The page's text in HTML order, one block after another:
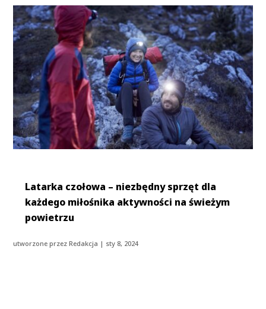
Latarka czołowa – niezbędny sprzęt dla
każdego miłośnika aktywności na świeżym
powietrzu
utworzone przezRedakcja | sty 8, 2024